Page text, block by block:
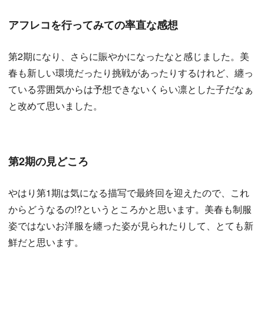
アフレコを行ってみての率直な感想
第2期になり、さらに賑やかになったなと感じました。美
春も新しい環境だったり挑戦があったりするけれど、纏っ
ている雰囲気からは予想できないくらい凛とした子だなぁ
と改めて思いました。
第2期の見どころ
やはり第1期は気になる描写で最終回を迎えたので、これ
からどうなるの!?というところかと思います。美春も制服
姿ではないお洋服を纏った姿が見られたりして、とても新
鮮だと思います。